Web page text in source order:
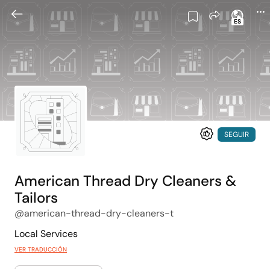
ES
SEGUIR
American Thread Dry Cleaners &
Tailors
@american-thread-dry-cleaners-t
Local Services
VER TRADUCCIÓN